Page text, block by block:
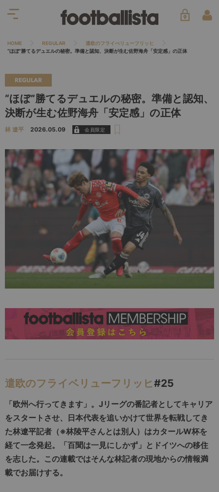
HOME REGULAR
遣欧のフライべリューフリッヒ
“ほぼ”勝てるデュエルの秘密。準備と認知、決断が生む佐野海舟「安定感」の正体
REGULAR
“ほぼ”勝てるデュエルの秘密。準備と認知、
決断が生む佐野海舟「安定感」の正体
林 遼平 2026.05.09
遣欧のフライベリューフリッヒ#25
「欧州へ行ってきます」。Jリーグの番記者としてキャリア
をスタートさせ、日本代表を追いかけて世界を転戦してき
た林遼平記者（※林陵平さんとは別人）はカタールW杯を
経て一念発起。「百聞は一見にしかず」とドイツへの移住
を志した。この連載ではそんな林記者の現地からの情報満
載でお届けする。